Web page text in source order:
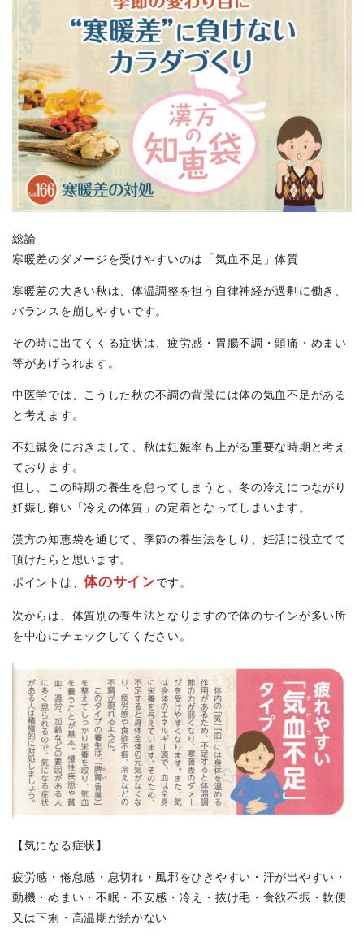
総論
寒暖差のダメージを受けやすいのは「気血不足」体質
寒暖差の大きい秋は、体温調整を担う自律神経が過剰に働き、
バランスを崩しやすいです。
その時に出てくくる症状は、疲労感・胃腸不調・頭痛・めまい
等があげられます。
中医学では、こうした秋の不調の背景には体の気血不足がある
と考えます。
不妊鍼灸におきまして、秋は妊娠率も上がる重要な時期と考え
ております。
但し、この時期の養生を怠ってしまうと、冬の冷えにつながり
妊娠し難い「冷えの体質」の定着となってしまいます。
漢方の知恵袋を通じて、季節の養生法をしり、妊活に役立てて
頂けたらと思います。
ポイントは、体のサインです。
次からは、体質別の養生法となりますので体のサインが多い所
を中心にチェックしてください。
【気になる症状】
疲労感・倦怠感・息切れ・風邪をひきやすい・汗が出やすい・
動機・めまい・不眠・不安感・冷え・抜け毛・食欲不振・軟便
又は下痢・高温期が続かない